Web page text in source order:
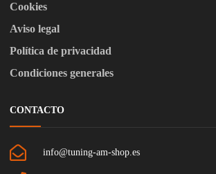
Cookies
Aviso legal
Política de privacidad
Condiciones generales
CONTACTO
info@tuning-am-shop.es